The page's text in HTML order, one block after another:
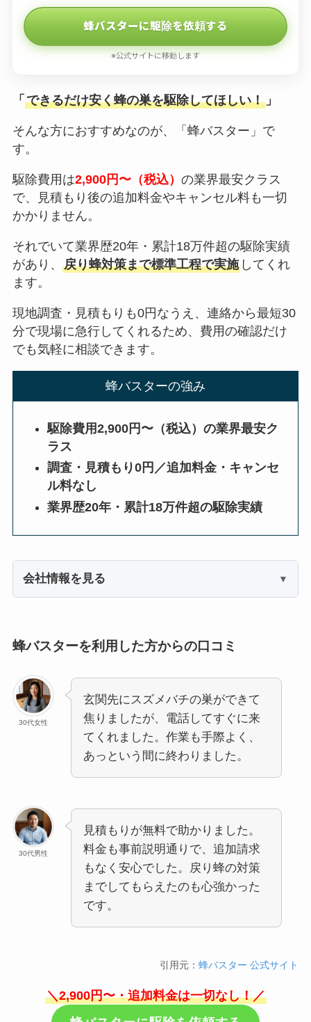
蜂バスターに駆除を依頼する
※公式サイトに移動します
「 できるだけ安く蜂の巣を駆除してほしい！」
そんな方におすすめなのが、「蜂バスター」で
す。
駆除費用は2,900円〜（税込） の業界最安クラス
で、見積もり後の追加料金やキャンセル料も一切
かかりません。
それでいて業界歴20年・累計18万件超の駆除実績
があり、 戻り蜂対策まで標準工程で実施してくれ
ます。
現地調査・見積もりも0円なうえ、連絡から最短30
分で現場に急行してくれるため、費用の確認だけ
でも気軽に相談できます。
蜂バスターの強み
駆除費用2,900円〜（税込）の業界最安ク
ラス
調査・見積もり0円／追加料金・キャンセ
ル料なし
業界歴20年・累計18万件超の駆除実績
会社情報を見る
蜂バスターを利用した方からの口コミ
30代女性
玄関先にスズメバチの巣ができて
焦りましたが、電話してすぐに来
てくれました。作業も手際よく、
あっという間に終わりました。
30代男性
見積もりが無料で助かりました。
料金も事前説明通りで、追加請求
もなく安心でした。戻り蜂の対策
までしてもらえたのも心強かった
です。
引用元：蜂バスター 公式サイト
＼2,900円〜・追加料金は一切なし！／